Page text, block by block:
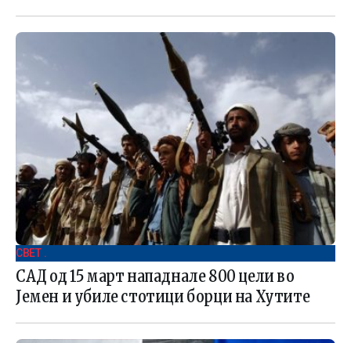
СВЕТ .
САД од 15 март нападнале 800 цели во
Јемен и убиле стотици борци на Хутите